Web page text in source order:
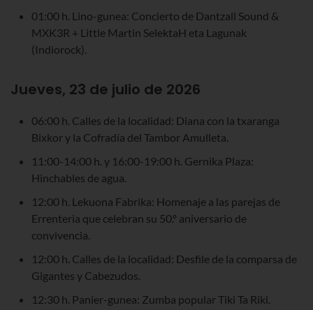
01:00 h. Lino-gunea: Concierto de Dantzall Sound &
MXK3R + Little Martin SelektaH eta Lagunak
(Indiorock).
Jueves, 23 de julio de 2026
06:00 h. Calles de la localidad: Diana con la txaranga
Bixkor y la Cofradía del Tambor Amulleta.
11:00-14:00 h. y 16:00-19:00 h. Gernika Plaza:
Hinchables de agua.
12:00 h. Lekuona Fabrika: Homenaje a las parejas de
Errenteria que celebran su 50.º aniversario de
convivencia.
12:00 h. Calles de la localidad: Desfile de la comparsa de
Gigantes y Cabezudos.
12:30 h. Panier-gunea: Zumba popular Tiki Ta Riki.